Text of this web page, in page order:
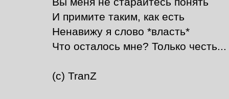
И примите таким, как есть
Ненавижу я слово *власть*
Что осталось мне? Только честь...
(с) TranZ